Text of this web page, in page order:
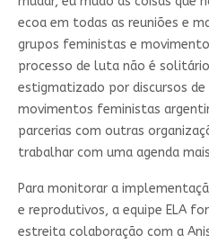
ecoa em todas as reuniões e
grupos feministas e
processo de luta não é
estigmatizado por discursos
movimentos feministas
parcerias com outras
trabalhar com uma agenda
Para monitorar a
e reprodutivos, a equipe ELA
estreita colaboração com a